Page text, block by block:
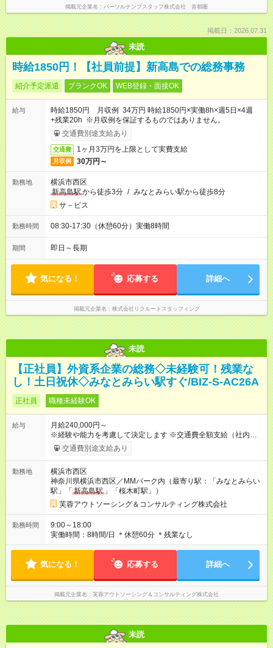
掲載元企業名 パーソルテンプスタッフ株式会社 首都圏
掲載日：2026.07.31
未読
時給1850円！【社員前提】新高島での総務事務
紹介予定派遣 ブランクOK WEB登録・面接OK
給与
時給1850円 月収例 34万円 時給1850円×実働8h×週5日×4週
+残業20h ※月収例を保証するものではありません。
交通費別途支給あり
交通費 1ヶ月3万円を上限として実費支給
月収例 30万円～
勤務地
横浜市西区
新高島駅から徒歩3分 / みなとみらい駅から徒歩8分
サ－ビス
勤務時間 08:30-17:30（休憩60分）実働8時間
期間 即日～長期
気になる！ 応募する 詳細へ
掲載元企業名 株式会社リクルートスタッフィング
未読
【正社員】外資系企業の総務◇未経験可！残業な
し！土日祝休◇みなとみらい駅すぐ/BIZ-S-AC26A
正社員 職種未経験OK
給与
月給240,000円～
※経験や能力を考慮して決定します ※交通費全額支給（社内規定
あり） ※残業代全額支給（みなし残業代は含みません。残業が
発生した場合は全額支給いたします） 【試用期間】試用期間あ
す。
交通費別途支給あり
勤務地
横浜市西区
神奈川県横浜市西区／MMパーク内（最寄り駅：「みなとみらい
駅」「 新高島駅 」「桜木町駅」）
芙蓉アウトソーシング＆コンサルティング株式会社
勤務時間
9:00～18:00
実働時間：8時間/日 ＊休憩60分 ＊残業なし
気になる！ 応募する 詳細へ
掲載元企業名 芙蓉アウトソーシング＆コンサルティング株式会社
未読